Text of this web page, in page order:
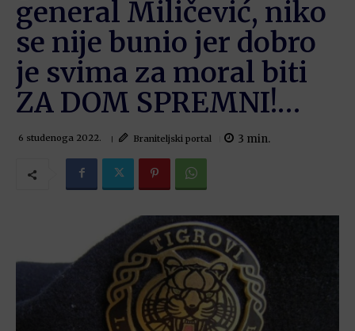
general Miličević, niko
se nije bunio jer dobro
je svima za moral biti
ZA DOM SPREMNI!…
6 studenoga 2022. Braniteljski portal 3 min.